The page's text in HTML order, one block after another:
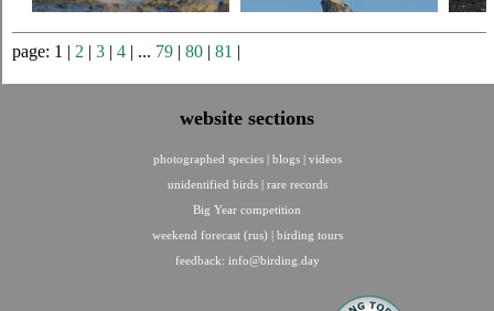
page: 1 | 2 | 3 | 4 | ... 79 | 80 | 81 |
website sections
photographed species | blogs | videos
unidentified birds | rare records
Big Year competition
weekend forecast (rus) | birding tours
feedback: info@birding.day